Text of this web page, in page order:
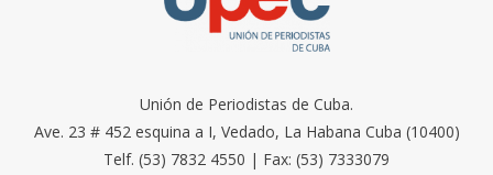
Unión de Periodistas de Cuba.
Ave. 23 # 452 esquina a I, Vedado, La Habana Cuba (10400)
Telf. (53) 7832 4550 | Fax: (53) 7333079